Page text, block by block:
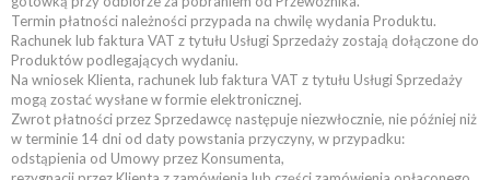
Termin płatności należności przypada na chwilę wydania Produktu.
Rachunek lub faktura VAT z tytułu Usługi Sprzedaży zostają dołączone do
Produktów podlegających wydaniu.
Na wniosek Klienta, rachunek lub faktura VAT z tytułu Usługi Sprzedaży
mogą zostać wysłane w formie elektronicznej.
Zwrot płatności przez Sprzedawcę następuje niezwłocznie, nie później niż
w terminie 14 dni od daty powstania przyczyny, w przypadku:
odstąpienia od Umowy przez Konsumenta,